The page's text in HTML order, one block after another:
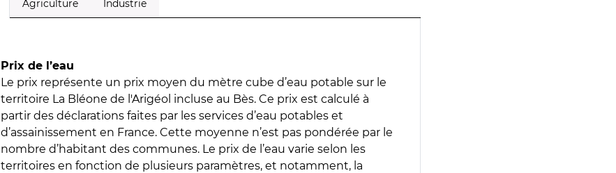
Agriculture Industrie
Prix de l’eau
Le prix représente un prix moyen du mètre cube d’eau potable sur le
territoire La Bléone de l'Arigéol incluse au Bès. Ce prix est calculé à
partir des déclarations faites par les services d’eau potables et
d’assainissement en France. Cette moyenne n’est pas pondérée par le
nombre d’habitant des communes. Le prix de l’eau varie selon les
territoires en fonction de plusieurs paramètres, et notamment, la